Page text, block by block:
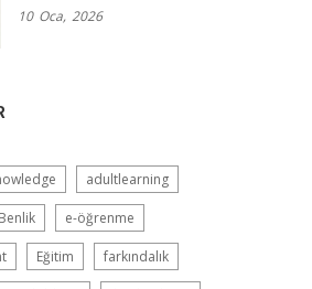
10 Oca, 2026
adultlearning
Benlik e-öğrenme
Eğitim farkındalık